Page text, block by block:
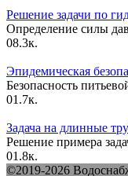
Решение задачи по
Определение силы
08.3к.
Эпидемическая
Безопасность
01.7к.
Задача на длинные
Решение примера
01.8к.
©2019-2026